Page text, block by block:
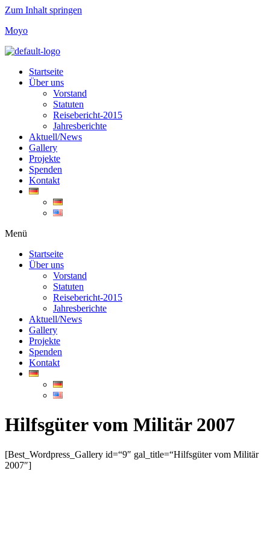
Zum Inhalt springen
Moyo
Startseite
Über uns
Vorstand
Statuten
Reisebericht-2015
Jahresberichte
Aktuell/News
Gallery
Projekte
Spenden
Kontakt
Menü
Startseite
Über uns
Vorstand
Statuten
Reisebericht-2015
Jahresberichte
Aktuell/News
Gallery
Projekte
Spenden
Kontakt
Hilfsgüter vom Militär 2007
[Best_Wordpress_Gallery id=“9″ gal_title=“Hilfsgüter vom Militär
2007″]